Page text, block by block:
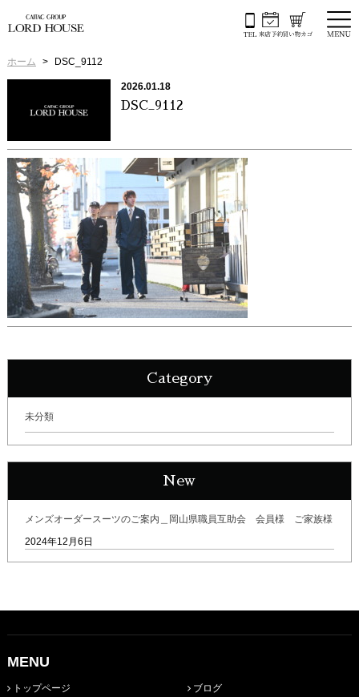
ホーム DSC_9112
2026.01.18
DSC_9112
Category
未分類
New
メンズオーダースーツのご案内＿岡山県職員互助会 会員様 ご家族様
2024年12月6日
MENU
トップページ ブログ